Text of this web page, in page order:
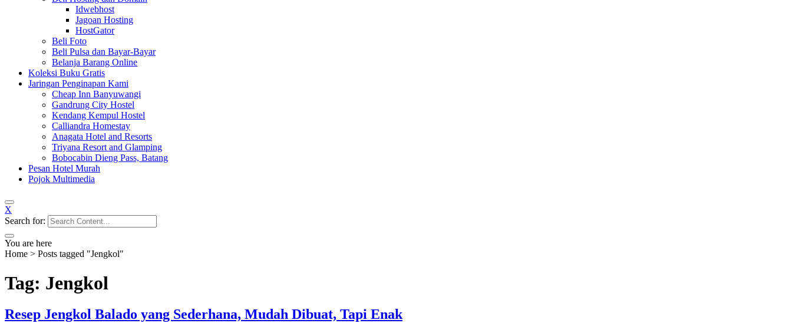
Idwebhost
Jagoan Hosting
HostGator
Beli Foto
Beli Pulsa dan Bayar-Bayar
Belanja Barang Online
Koleksi Buku Gratis
Jaringan Penginapan Kami
Cheap Inn Banyuwangi
Gandrung City Hostel
Kendang Kempul Hostel
Calliandra Homestay
Anagata Hotel and Resorts
Triyana Resort and Glamping
Bobocabin Dieng Pass, Batang
Pesan Hotel Murah
Pojok Multimedia
X
Search for:
You are here
Home > Posts tagged "Jengkol"
Tag: Jengkol
Resep Jengkol Balado yang Sederhana, Mudah Dibuat, Tapi Enak